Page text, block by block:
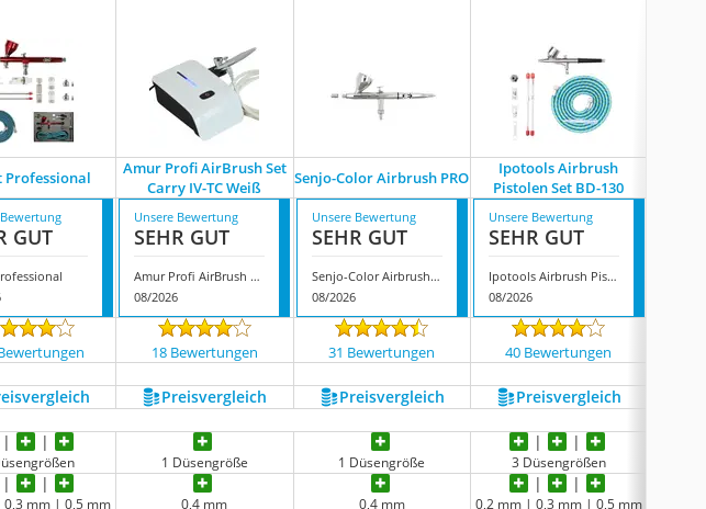
Professional
Amur Profi AirBrush Set
Carry IV-TC Weiß
Senjo-Color Airbrush PRO
Ipotools Airbrush
Pistolen Set BD-130
GUT
Unsere Bewertung
SEHR GUT
Amur Profi AirBrush Set Carry IV-TC Weiß
08/2026
Unsere Bewertung
SEHR GUT
Senjo-Color Airbrush PRO
08/2026
Unsere Bewertung
SEHR GUT
Ipotools Airbrush Pistolen Set BD-130
08/2026
18 Bewertungen 31 Bewertungen 40 Bewertungen
Preis­vergleich Preis­vergleich Preis­vergleich
1 Düsengröße 1 Düsengröße 3 Düsengrößen
mm | 0,5 mm 0,4 mm 0,4 mm 0,2 mm | 0,3 mm | 0,5 mm